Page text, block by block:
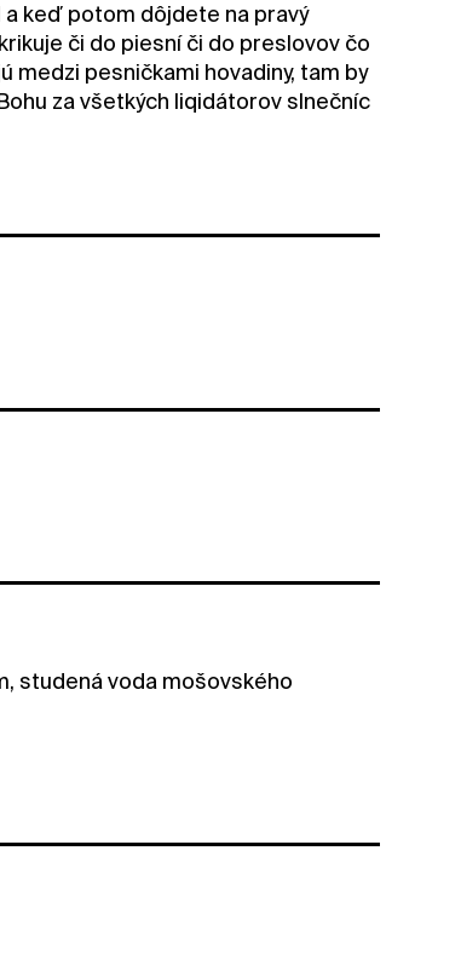
a keď potom dôjdete na pravý
či do piesní či do preslovov čo
medzi pesničkami hovadiny, tam by
za všetkých liqidátorov slnečníc
studená voda mošovského